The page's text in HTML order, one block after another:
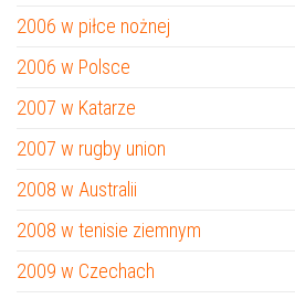
2006 w piłce nożnej
2006 w Polsce
2007 w Katarze
2007 w rugby union
2008 w Australii
2008 w tenisie ziemnym
2009 w Czechach